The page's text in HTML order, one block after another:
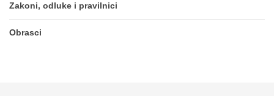
Zakoni, odluke i pravilnici
Obrasci